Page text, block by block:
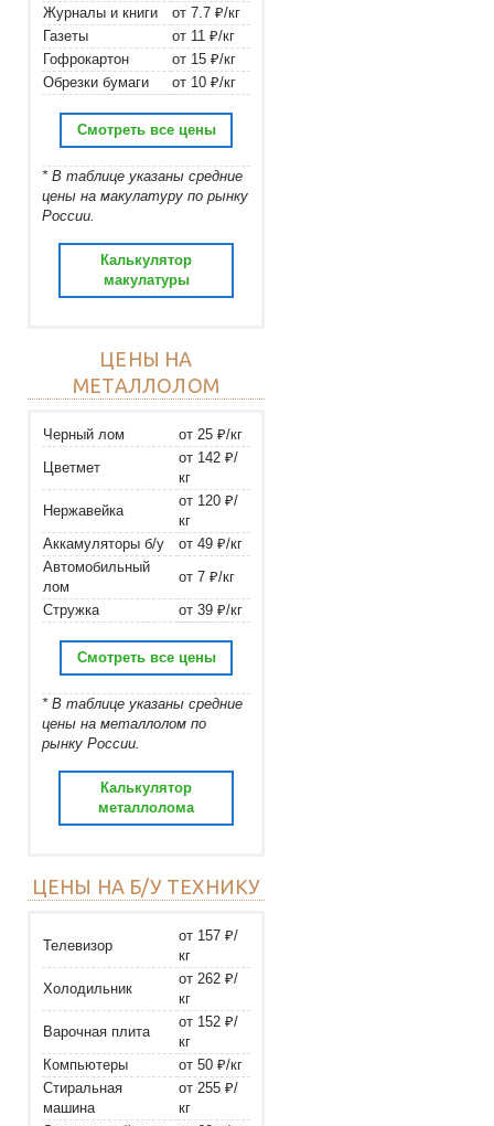
Журналы и книги
от 7.7 ₽/кг
Газеты
от 11 ₽/кг
Гофрокартон
от 15 ₽/кг
Обрезки бумаги
от 10 ₽/кг
Смотреть все цены
* В таблице указаны средние
цены на макулатуру по рынку
России.
Калькулятор
макулатуры
ЦЕНЫ НА
МЕТАЛЛОЛОМ
Черный лом
от 25 ₽/кг
Цветмет
от 142 ₽/
кг
Нержавейка
от 120 ₽/
кг
Аккамуляторы б/у
от 49 ₽/кг
Автомобильный
лом
от 7 ₽/кг
Стружка
от 39 ₽/кг
Смотреть все цены
* В таблице указаны средние
цены на металлолом по
рынку России.
Калькулятор
металлолома
ЦЕНЫ НА Б/У ТЕХНИКУ
Телевизор
от 157 ₽/
кг
Холодильник
от 262 ₽/
кг
Варочная плита
от 152 ₽/
кг
Компьютеры
от 50 ₽/кг
Стиральная
машина
от 255 ₽/
кг